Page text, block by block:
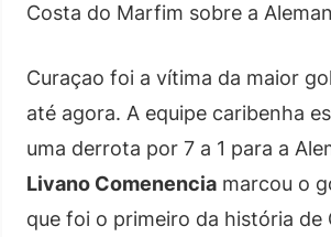
Costa do Marfim sobre a
Curaçao foi a vítima da maior
até agora. A equipe caribenha
uma derrota por 7 a 1 para a
Livano Comenencia marcou o
que foi o primeiro da história de